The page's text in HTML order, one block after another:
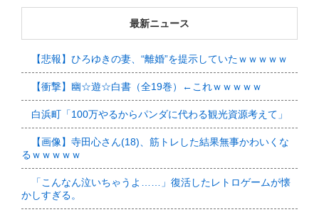
最新ニュース
【悲報】ひろゆきの妻、“離婚”を提示していたｗｗｗｗｗ
【衝撃】幽☆遊☆白書（全19巻）←これｗｗｗｗｗ
白浜町「100万やるからパンダに代わる観光資源考えて」
【画像】寺田心さん(18)、筋トレした結果無事かわいくな
るｗｗｗｗｗ
「こんなん泣いちゃうよ……」復活したレトロゲームが懐
かしすぎる。